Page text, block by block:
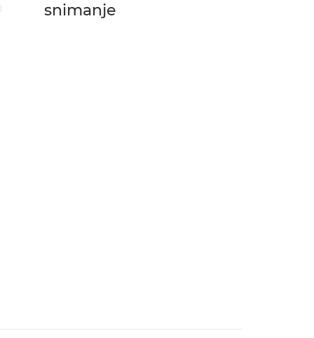
snimanje